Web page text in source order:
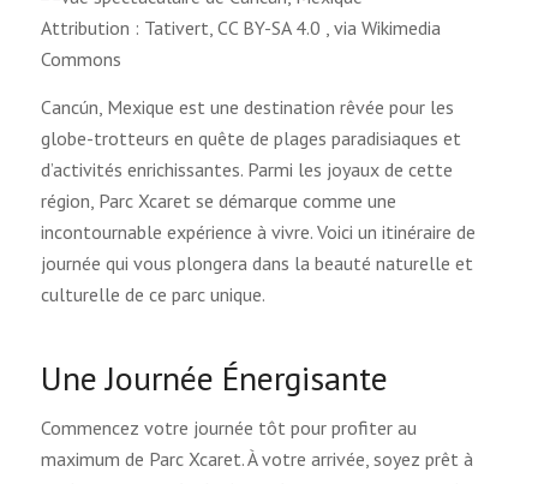
Attribution : Tativert, CC BY-SA 4.0 , via Wikimedia
Commons
Cancún, Mexique est une destination rêvée pour les
globe-trotteurs en quête de plages paradisiaques et
d’activités enrichissantes. Parmi les joyaux de cette
région, Parc Xcaret se démarque comme une
incontournable expérience à vivre. Voici un itinéraire de
journée qui vous plongera dans la beauté naturelle et
culturelle de ce parc unique.
Une Journée Énergisante
Commencez votre journée tôt pour profiter au
maximum de Parc Xcaret. À votre arrivée, soyez prêt à